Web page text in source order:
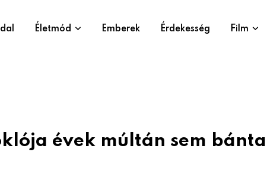
Életmód Emberek Érdekesség Film
évek múltán sem bánta